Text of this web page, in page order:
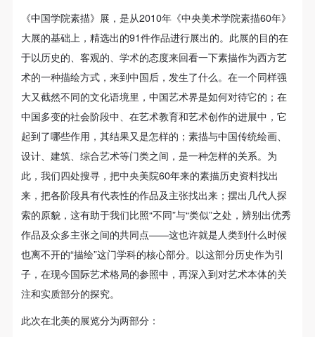
《中国学院素描》展，是从2010年《中央美术学院素描60年》
大展的基础上，精选出的91件作品进行展出的。此展的目的在
于以历史的、客观的、学术的态度来回看一下素描作为西方艺
术的一种描绘方式，来到中国后，发生了什么。在一个同样强
大又截然不同的文化语境里，中国艺术界是如何对待它的；在
中国多变的社会阶段中、在艺术教育和艺术创作的进展中，它
起到了哪些作用，其结果又是怎样的；素描与中国传统绘画、
设计、建筑、综合艺术等门类之间，是一种怎样的关系。为
此，我们四处搜寻，把中央美院60年来的素描历史资料找出
来，把各阶段具有代表性的作品及主张找出来；摆出几代人探
索的原貌，这有助于我们比照“不同”与“类似”之处，辨别出优秀
作品及众多主张之间的共同点——这也许就是人类到什么时候
也离不开的“描绘”这门学科的核心部分。以这部分历史作为引
子，在现今国际艺术格局的参照中，再深入到对艺术本体的关
注和实质部分的探究。
此次在北美的展览分为两部分：
（1）、拍摄内容 乙方拍摄的带有甲方肖像的作品内
容包括：①中央美术学院美术馆②中央美术学院校园
内○3由中央美术学院公共教育部策划或执行的一切活
动。
（2）、使用形式 用于中央美术学院图书出版、销售
附带光盘及宣传资料。
（3）、使用地域范围
适用地域范围包括国内和国外。
使用肖像的媒介限于不损害甲方肖像权的任何媒介
（如杂志、网络等）。
三、肖像权使用期限
永久使用。
四、许可使用费用
带有甲方肖像作品的拍摄费用由乙方承担。
乙方于拍摄完带有甲方肖像的作品无需支付甲方任何
费用。
（1）、拍摄内容 乙方拍摄的带有甲方肖像的作品内
容包括：①中央美术学院美术馆②中央美术学院校园
内○3由中央美术学院公共教育部策划或执行的一切活
动。
（2）、使用形式 用于中央美术学院图书出版、销售
附带光盘及宣传资料。
（3）、使用地域范围
适用地域范围包括国内和国外。
使用肖像的媒介限于不损害甲方肖像权的任何媒介
（如杂志、网络等）。
三、肖像权使用期限
永久使用。
四、许可使用费用
带有甲方肖像作品的拍摄费用由乙方承担。
乙方于拍摄完带有甲方肖像的作品无需支付甲方任何
费用。
（1）、拍摄内容 乙方拍摄的带有甲方肖像的作品内
容包括：①中央美术学院美术馆②中央美术学院校园
内○3由中央美术学院公共教育部策划或执行的一切活
动。
（2）、使用形式 用于中央美术学院图书出版、销售
附带光盘及宣传资料。
（3）、使用地域范围
适用地域范围包括国内和国外。
使用肖像的媒介限于不损害甲方肖像权的任何媒介
（如杂志、网络等）。
三、肖像权使用期限
永久使用。
四、许可使用费用
带有甲方肖像作品的拍摄费用由乙方承担。
乙方于拍摄完带有甲方肖像的作品无需支付甲方任何
费用。